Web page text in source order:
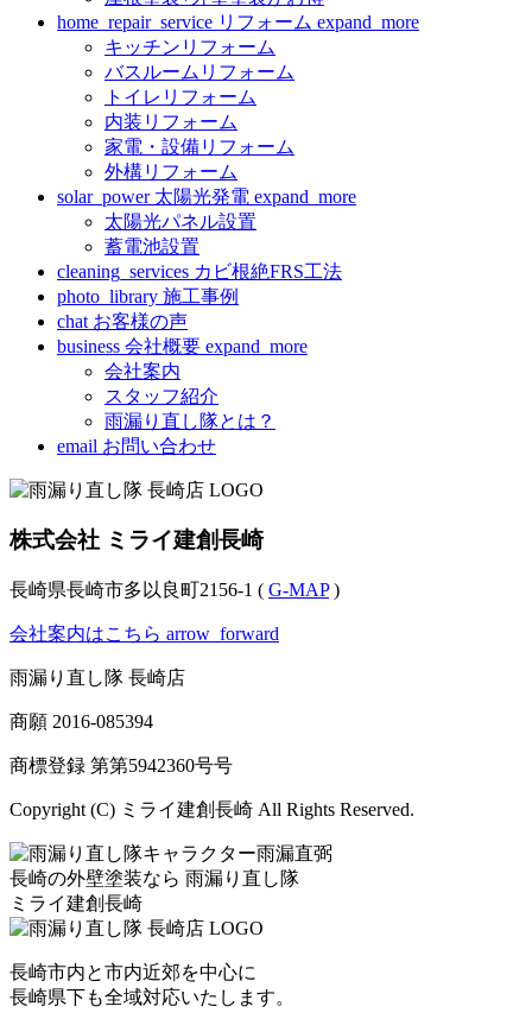
home_repair_service リフォーム expand_more
キッチンリフォーム
バスルームリフォーム
トイレリフォーム
内装リフォーム
家電・設備リフォーム
外構リフォーム
solar_power 太陽光発電 expand_more
太陽光パネル設置
蓄電池設置
cleaning_services カビ根絶FRS工法
photo_library 施工事例
chat お客様の声
business 会社概要 expand_more
会社案内
スタッフ紹介
雨漏り直し隊とは？
email お問い合わせ
株式会社 ミライ建創長崎
長崎県長崎市多以良町2156-1 ( G-MAP)
会社案内はこちら arrow_forward
雨漏り直し隊 長崎店
商願 2016-085394
商標登録 第第5942360号号
Copyright (C) ミライ建創長崎 All Rights Reserved.
長崎の外壁塗装なら 雨漏り直し隊
ミライ建創長崎
長崎市内と市内近郊を中心に
長崎県下も全域対応いたします。